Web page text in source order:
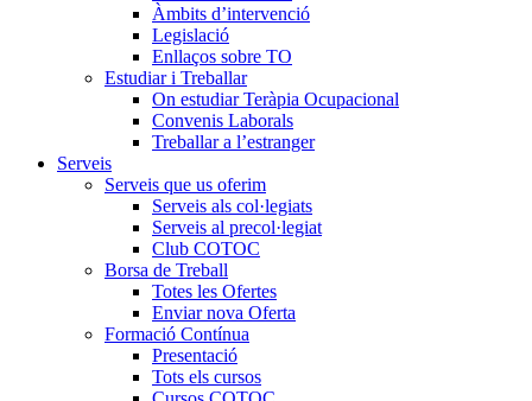
Àmbits d’intervenció
Legislació
Enllaços sobre TO
Estudiar i Treballar
On estudiar Teràpia Ocupacional
Convenis Laborals
Treballar a l’estranger
Serveis
Serveis que us oferim
Serveis als col·legiats
Serveis al precol·legiat
Club COTOC
Borsa de Treball
Totes les Ofertes
Enviar nova Oferta
Formació Contínua
Presentació
Tots els cursos